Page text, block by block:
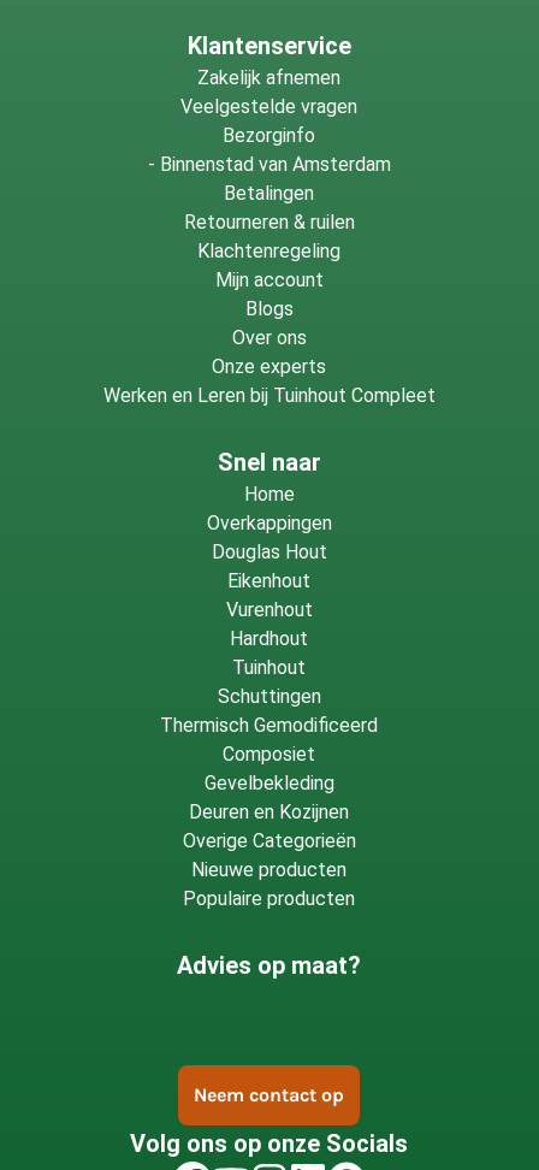
Klantenservice
Zakelijk afnemen
Veelgestelde vragen
Bezorginfo
- Binnenstad van Amsterdam
Betalingen
Retourneren & ruilen
Klachtenregeling
Mijn account
Blogs
Over ons
Onze experts
Werken en Leren bij Tuinhout Compleet
Snel naar
Home
Overkappingen
Douglas Hout
Eikenhout
Vurenhout
Hardhout
Tuinhout
Schuttingen
Thermisch Gemodificeerd
Composiet
Gevelbekleding
Deuren en Kozijnen
Overige Categorieën
Nieuwe producten
Populaire producten
Advies op maat?
Neem contact op
Volg ons op onze Socials